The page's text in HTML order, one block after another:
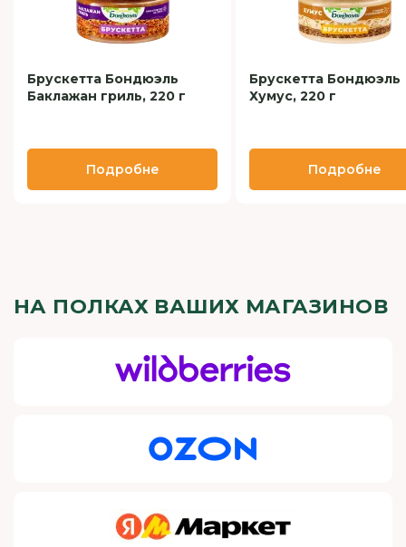
Брускетта Бондюэль
Баклажан гриль, 220 г
Подробне
Брускетта Бондюэль
Хумус, 220 г
Подробне
НА ПОЛКАХ ВАШИХ МАГАЗИНОВ